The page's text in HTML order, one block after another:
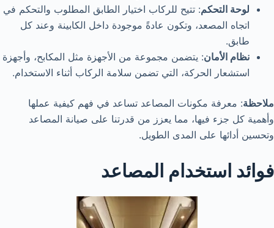
لوحة التحكم: تتيح للركاب اختيار الطابق المطلوب والتحكم في
اتجاه المصعد، وتكون عادةً موجودة داخل الكابينة وعند كل
طابق.
نظام الأمان: يتضمن مجموعة من الأجهزة مثل المكابح، وأجهزة
استشعار الحركة، التي تضمن سلامة الركاب أثناء الاستخدام.
ملاحظة: معرفة مكونات المصاعد تساعد في فهم كيفية عملها
وأهمية كل جزء فيها، مما يعزز من قدرتنا على صيانة المصاعد
وتحسين أدائها على المدى الطويل.
فوائد استخدام المصاعد